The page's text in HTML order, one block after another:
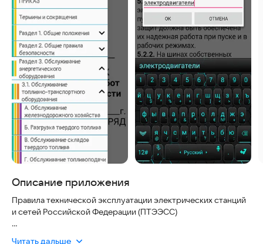
Описание приложения
Правила технической эксплуатации электрических станций
и сетей Российской Федерации (ПТЭЭСС)
Читать дальше